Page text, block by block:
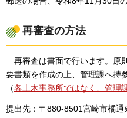
再審査の方法
再審査は書面で行います。原
要書類を作成の上、管理課へ持
（各土木事務所ではなく、管理
提出先：〒880-8501宮崎市橘